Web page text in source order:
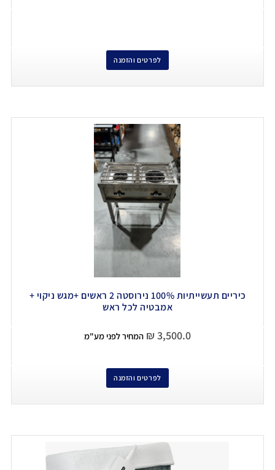
לפרטים והזמנה
כיריים תעשייתיות 100% נירוסטה 2 ראשים +מגש ניקוי +
אמבטיה לכל ראש
₪ 3,500.0 המחיר לפני מע"מ
לפרטים והזמנה